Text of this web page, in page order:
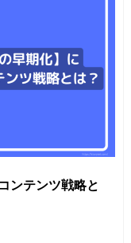
ンテンツ戦略と